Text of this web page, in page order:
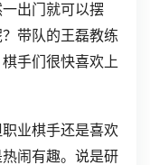
出门就可以摆
带队的王磊教练
手们很快喜欢上
业棋手还是喜欢
闹有趣。说是研